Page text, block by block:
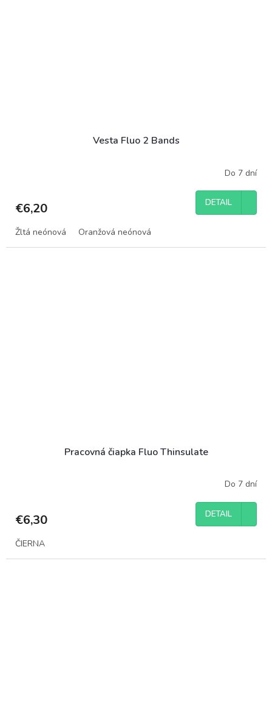
Vesta Fluo 2 Bands
Do 7 dní
€6,20 DETAIL
Žltá neónová Oranžová neónová
Pracovná čiapka Fluo Thinsulate
Do 7 dní
€6,30 DETAIL
ČIERNA